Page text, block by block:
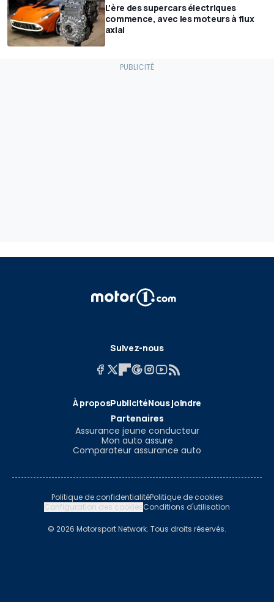
L'ère des supercars électriques
commence, avec les moteurs à flux
axial
Suivez-nous
À proposPublicitéNous joindre
Partenaires
Assurance jeune conducteur
Mon auto assure
Comparateur assurance auto
Politique de confidentialitéPolitique de cookies
Configuration des cookiesConditions d'utilisation
© 2026 Motorsport Network. Tous droits réservés.